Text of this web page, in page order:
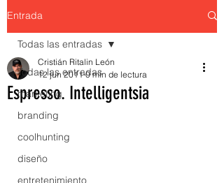
Entrada
Todas las entradas
marketing
branding
coolhunting
diseño
entretenimiento
Todas las entradas
Espresso. Intelligentsia
Cristián Ritalin León
12 jun 2011 0 min de lectura